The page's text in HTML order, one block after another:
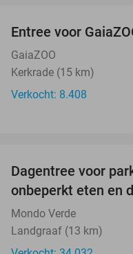
Entree voor
GaiaZOO
Kerkrade (15 km)
Verkocht: 8.408
Dagentree voor
onbeperkt eten en
Mondo Verde
Landgraaf (13 km)